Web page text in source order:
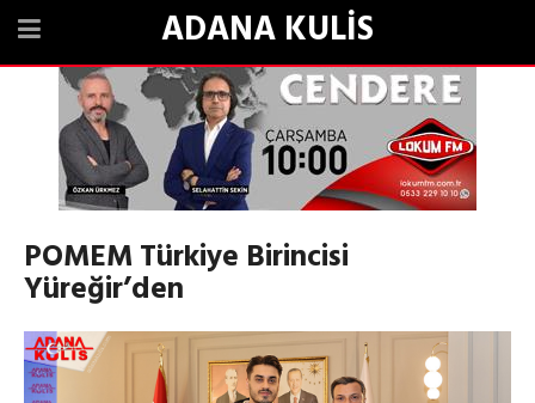
ADANA KULİS
POMEM Türkiye Birincisi
Yüreğir’den